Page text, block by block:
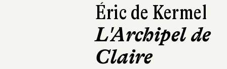
Claudie Gallay
Les Jardins de
Torcello